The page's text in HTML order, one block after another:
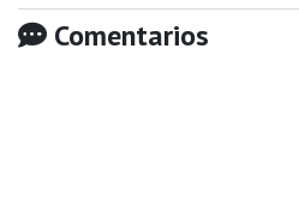
Comentarios